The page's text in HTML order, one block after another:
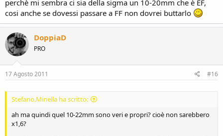
perchè mi sembra ci sia della sigma un 10-20mm che è EF,
cosi anche se dovessi passare a FF non dovrei buttarlo
DoppiaD
PRO
17 Agosto 2011 #16
Stefano.Minella ha scritto:
ah ma quindi quel 10-22mm sono veri e propri? cioè non sarebbero
x1,6?